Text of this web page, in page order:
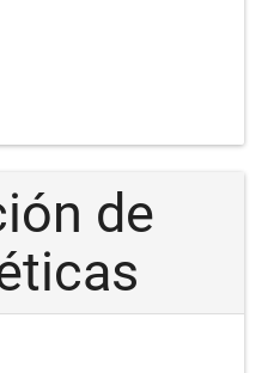
de